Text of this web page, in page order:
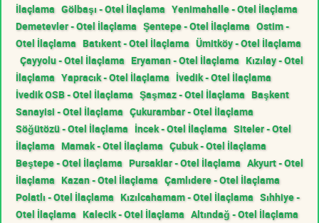
İlaçlama Gölbaşı - Otel İlaçlama Yenimahalle - Otel İlaçlama
Demetevler - Otel İlaçlama Şentepe - Otel İlaçlama Ostim -
Otel İlaçlama Batıkent - Otel İlaçlama Ümitköy - Otel İlaçlama
Çayyolu - Otel İlaçlama Eryaman - Otel İlaçlama Kızılay - Otel
İlaçlama Yapracık - Otel İlaçlama İvedik - Otel İlaçlama
İvedik OSB - Otel İlaçlama Şaşmaz - Otel İlaçlama Başkent
Sanayisi - Otel İlaçlama Çukurambar - Otel İlaçlama
Söğütözü - Otel İlaçlama İncek - Otel İlaçlama Siteler - Otel
İlaçlama Mamak - Otel İlaçlama Çubuk - Otel İlaçlama
Beştepe - Otel İlaçlama Pursaklar - Otel İlaçlama Akyurt - Otel
İlaçlama Kazan - Otel İlaçlama Çamlıdere - Otel İlaçlama
Polatlı - Otel İlaçlama Kızılcahamam - Otel İlaçlama Sıhhiye -
Otel İlaçlama Kalecik - Otel İlaçlama Altındağ - Otel İlaçlama